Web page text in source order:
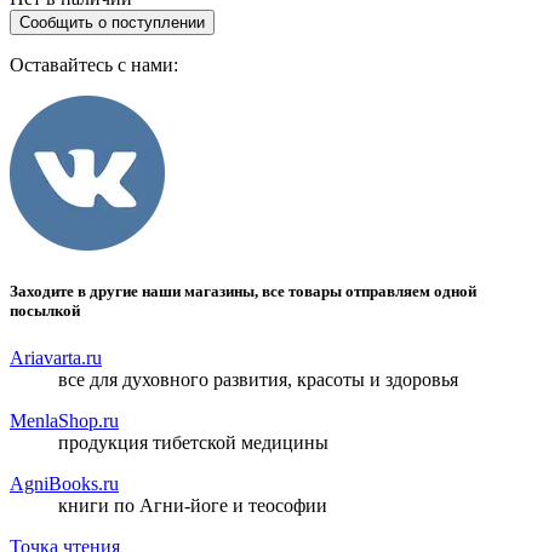
Сообщить о поступлении
Оставайтесь с нами:
Заходите в другие наши магазины, все товары отправляем одной
посылкой
Ariavarta.ru
все для духовного развития, красоты и здоровья
MenlaShop.ru
продукция тибетской медицины
AgniBooks.ru
книги по Агни-йоге и теософии
Точка чтения